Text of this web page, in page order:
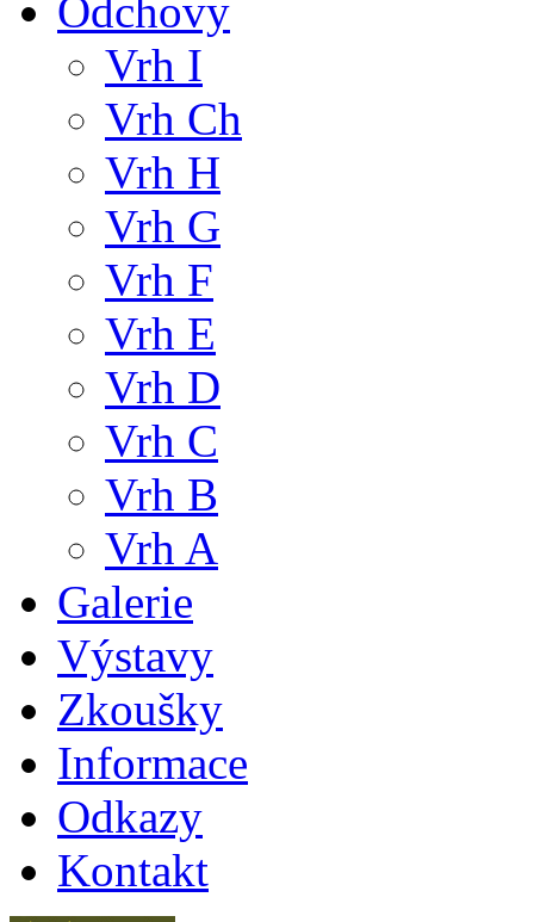
Odchovy
Vrh I
Vrh Ch
Vrh H
Vrh G
Vrh F
Vrh E
Vrh D
Vrh C
Vrh B
Vrh A
Galerie
Výstavy
Zkoušky
Informace
Odkazy
Kontakt